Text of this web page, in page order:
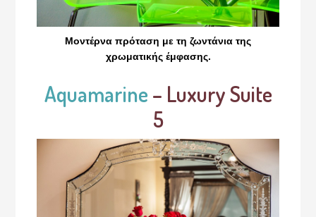
Μοντέρνα πρόταση με τη ζωντάνια της
χρωματικής έμφασης.
Aquamarine – Luxury Suite
5